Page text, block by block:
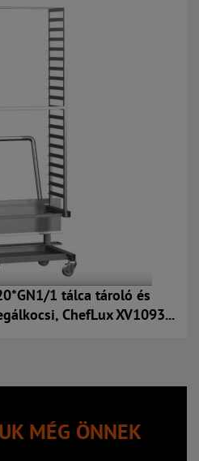
1 tálca tároló és
ChefLux XV1093...
Kosárba
MÉG ÖNNEK